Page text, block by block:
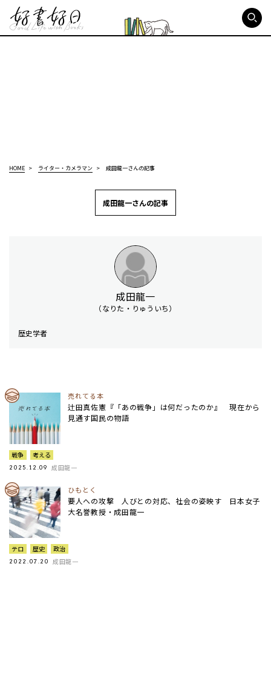
HOME ライター・カメラマン 成田龍一さんの記事
成田龍一さんの記事
成田龍一
（なりた・りゅういち）
歴史学者
売れてる本
辻田真佐憲『「あの戦争」は何だったのか』 現在から
見通す国民の物語
戦争 考える
2025.12.09 成田龍一
ひもとく
要人への攻撃 人びとの対応、社会の姿映す 日本女子
大名誉教授・成田龍一
テロ 歴史 政治
2022.07.20 成田龍一